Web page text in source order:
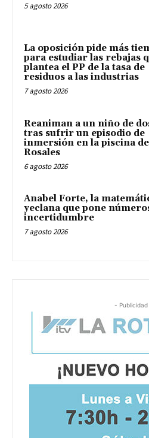
5 agosto 2026
La oposición pide más
para estudiar las rebajas
plantea el PP de la tasa de
residuos a las industrias
7 agosto 2026
Reaniman a un niño de
tras sufrir un episodio de
inmersión en la piscina
Rosales
6 agosto 2026
Anabel Forte, la
yeclana que pone
incertidumbre
7 agosto 2026
- Publicidad